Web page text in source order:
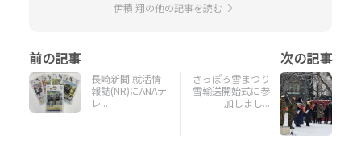
伊積 翔の他の記事を読む
長崎新聞 就活情
報誌(NR)にANAテ
レ...
さっぽろ雪まつり
雪輸送開始式に参
加しまし...